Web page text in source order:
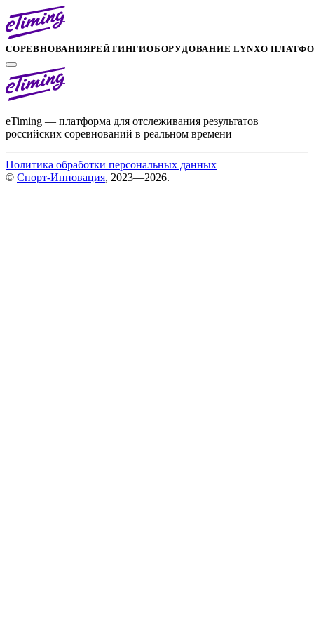
СОРЕВНОВАНИЯРЕЙТИНГИОБОРУДОВАНИЕ LYNXО
eTiming — платформа для отслеживания результатов
российских соревнований в реальном времени
Политика обработки персональных данных
© Спорт-Инновация, 2023—2026.